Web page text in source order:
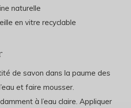
naturelle
en vitre recyclable
de savon dans la paume des
et faire mousser.
à l’eau claire. Appliquer